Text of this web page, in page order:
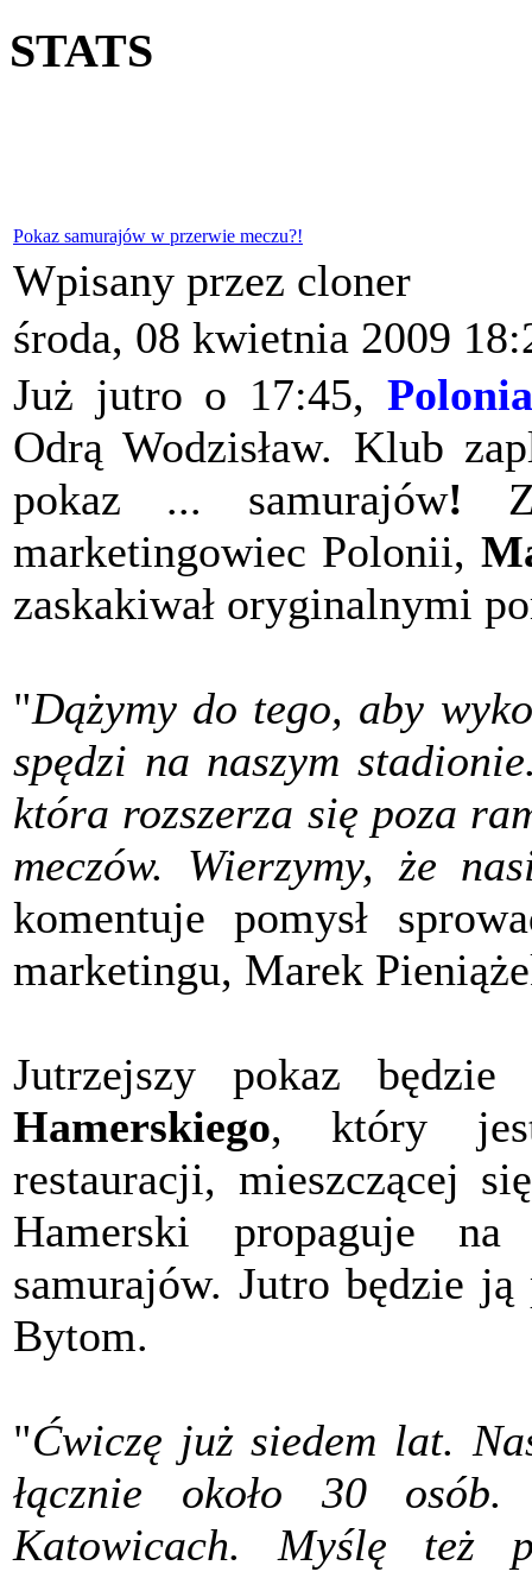
STATS
Pokaz samurajów w przerwie meczu?!
Wpisany przez cloner
środa, 08 kwietnia 2009
Już jutro o 17:45, Polonia
Odrą Wodzisław. Klub
pokaz ... samurajów!
marketingowiec Polonii,
zaskakiwał oryginalnymi
"Dążymy do tego, aby
spędzi na naszym
która rozszerza się poza
meczów. Wierzymy, że
komentuje pomysł
marketingu, Marek
Jutrzejszy pokaz
Hamerskiego, który jest
restauracji, mieszczącej
Hamerski propaguje
samurajów. Jutro będzie
Bytom.
"Ćwiczę już siedem lat.
łącznie około 30
Katowicach. Myślę też